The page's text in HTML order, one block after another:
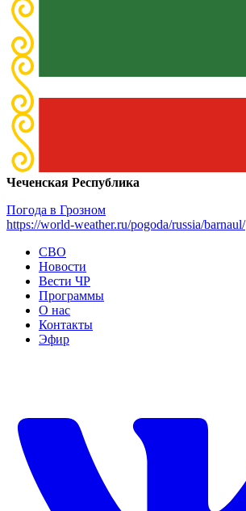
Чеченская Республика
Погода в Грозном
https://world-weather.ru/pogoda/russia/barnaul/
СВО
Новости
Вести ЧР
Программы
О нас
Контакты
Эфир